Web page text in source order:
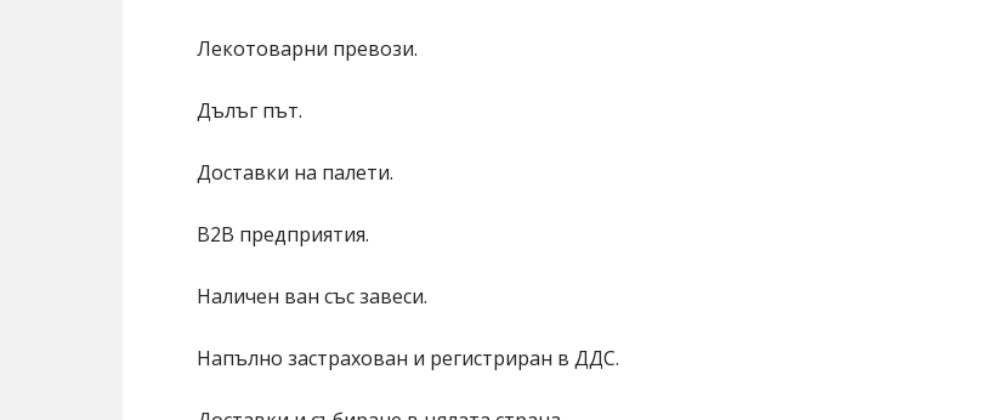
Лекотоварни превози.
Дълъг път.
Доставки на палети.
B2B предприятия.
Наличен ван със завеси.
Напълно застрахован и регистриран в ДДС.